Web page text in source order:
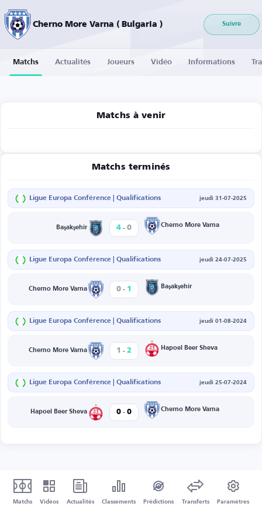
Cherno More Varna ( Bulgaria ) Suivre
Matchs Actualités Joueurs Vidéo Informations
Matchs à venir
Matchs terminés
Ligue Europa Conférence | Qualifications jeudi 31-07-2025
Başakşehir 4 - 0 Cherno More Varna
Ligue Europa Conférence | Qualifications jeudi 24-07-2025
Cherno More Varna 0 - 1 Başakşehir
Ligue Europa Conférence | Qualifications jeudi 01-08-2024
Cherno More Varna 1 - 2 Hapoel Beer Sheva
Ligue Europa Conférence | Qualifications jeudi 25-07-2024
Hapoel Beer Sheva 0 - 0 Cherno More Varna
Matchs Vidéos Actualités Classements Prédictions Transferts Paramètres